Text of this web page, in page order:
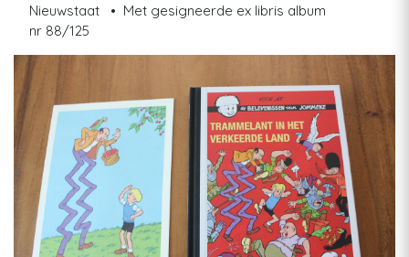
Nieuwstaat • Met gesigneerde ex libris album
nr 88/125